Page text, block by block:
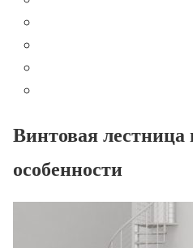
Винтовая
особенности